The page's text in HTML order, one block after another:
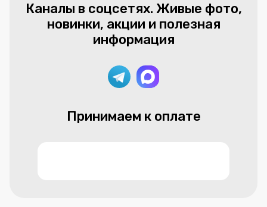
Каналы в соцсетях. Живые фото,
новинки, акции и полезная
информация
Принимаем к оплате